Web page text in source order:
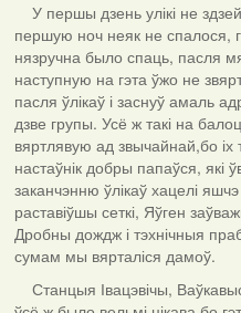
У першы дзень улікі не
першую ноч неяк не спалося,
нязручна было спаць, пасля
наступную на гэта ўжо не
пасля ўлікаў і заснуў амаль
дзве групы. Усё ж такі на
вяртлявую ад звычайнай,бо
настаўнік добры папаўся,
заканчэнню ўлікаў хацелі
раставіўшы сеткі, Яўген
Дробны дождж і тэхнічныя
сумам мы вярталіся дамоў.
Станцыя Івацэвічы,